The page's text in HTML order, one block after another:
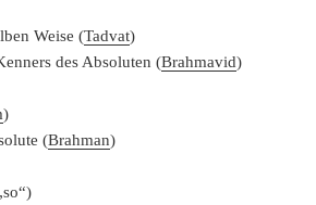
Weise (Tadvat)
des Absoluten (Brahmavid)
)
(Brahman)